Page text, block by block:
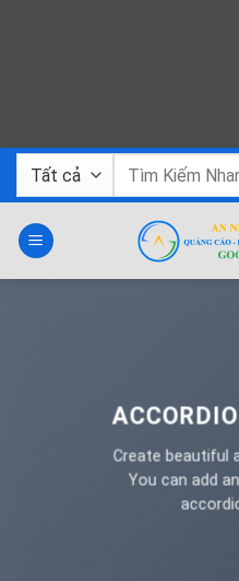
Bỏ
dung
Tìm
Create beautiful
You can add